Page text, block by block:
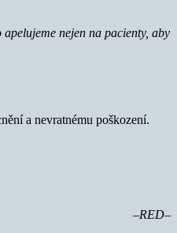
nejen na pacienty, aby
a nevratnému poškození.
–RED–